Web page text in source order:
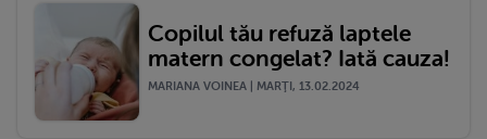
Copilul tău refuză laptele
matern congelat? Iată cauza!
MARIANA VOINEA | MARŢI, 13.02.2024